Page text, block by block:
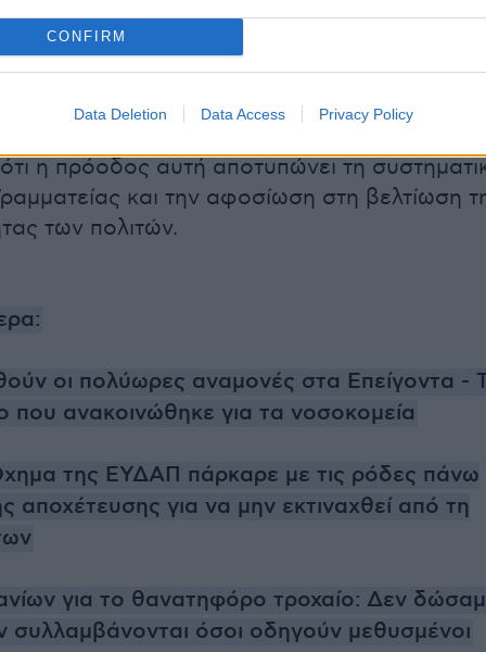
CONFIRM
Data Deletion Data Access Privacy Policy
τη σημαντική βελτίωση του θεσμού μετά τις
Η κυβέρνηση θα συνεχίσει τις
τη μείωση του ιδιωτικού χρέους και τη
συμπολιτών μας». Η Γενική
η πρόοδος αυτή αποτυπώνει τη
και την αφοσίωση στη βελτίωση
των πολιτών.
οι πολύωρες αναμονές στα Επείγοντα -
που ανακοινώθηκε για τα νοσοκομεία
της ΕΥΔΑΠ πάρκαρε με τις ρόδες πάνω
αποχέτευσης για να μην εκτιναχθεί από τη
για το θανατηφόρο τροχαίο: Δεν
συλλαμβάνονται όσοι οδηγούν μεθυσμένοι